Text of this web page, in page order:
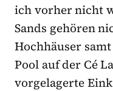
ich vorher nicht
Sands gehören
Hochhäuser
Pool auf der Cé
vorgelagerte